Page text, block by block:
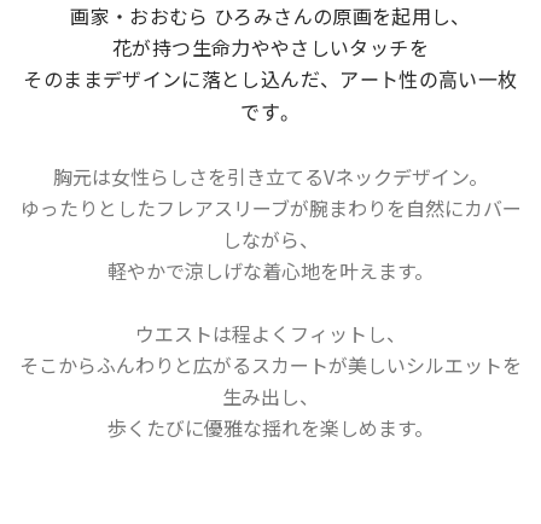
画家・おおむら ひろみさんの原画を起用し、
花が持つ生命力ややさしいタッチを
そのままデザインに落とし込んだ、
アート性の高い一枚
です。
胸元は女性らしさを引き立てるVネックデザイン。
ゆったりとしたフレアスリーブが腕まわりを自然にカバー
しながら、
軽やかで涼しげな着心地を叶えます。
ウエストは程よくフィットし、
そこからふんわりと広がるスカートが美しいシルエットを
生み出し、
歩くたびに優雅な揺れを楽しめます。